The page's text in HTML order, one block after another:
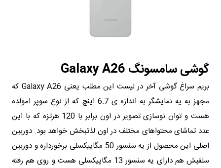
گوشی سامسونگ Galaxy A26
بریم سراغ گوشی آخر در لیست این مطلب یعنی Galaxy A26 که
مجهز به یه نمایشگر به اندازه ی 6.7 اینچ که از نوع سوپر امولده
هست و توان نوسازی تصویر در اون برابر با 120 هرتزه که با این
عدد تماشای محتواهای مختلف در اون لذتبخش خواهد بود. دوربین
اصلی این محصول از یه سنسور 50 مگاپیکسلی برخورداره و دوربین
سلفیش هم دارای یه سنسور 13 مگاپیکسلی هست و روی هم رفته